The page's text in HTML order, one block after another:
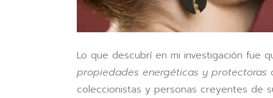
Lo que descubrí en mi investigación fue
propiedades energéticas y protectoras
coleccionistas y personas creyentes de